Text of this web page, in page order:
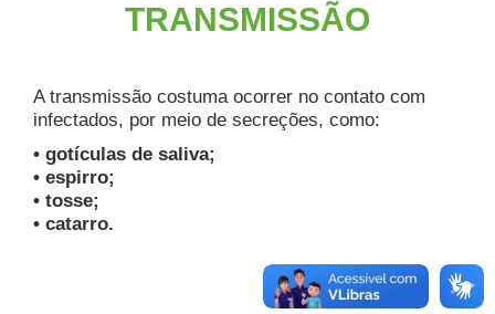
TRANSMISSÃO
A transmissão costuma ocorrer no contato com
infectados, por meio de secreções, como:
• gotículas de saliva;
• espirro;
• tosse;
• catarro.